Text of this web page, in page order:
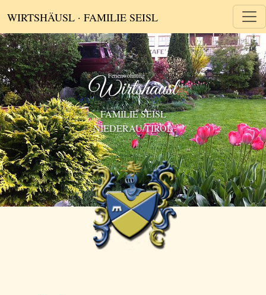
WIRTSHÄUSL · FAMILIE SEISL
Wirtshäusl
FAMILIE SEISL
NIEDERAU/TIROL